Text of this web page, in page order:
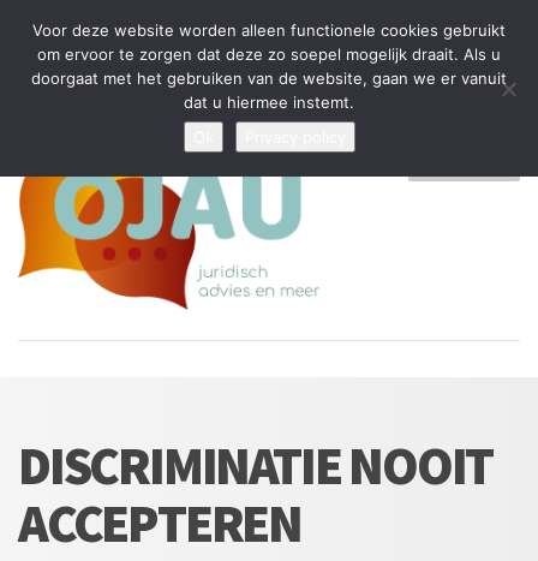
Tijdelijke stop: wegens drukte kan ik beperkt nieuwe zaken aannemen
en vragen beantwoorden
Algemene Voorwaarden
Disclaimer Privacybeleid
DISCRIMINATIE NOOIT
ACCEPTEREN
Voor deze website worden alleen functionele cookies gebruikt
om ervoor te zorgen dat deze zo soepel mogelijk draait. Als u
doorgaat met het gebruiken van de website, gaan we er vanuit
dat u hiermee instemt.